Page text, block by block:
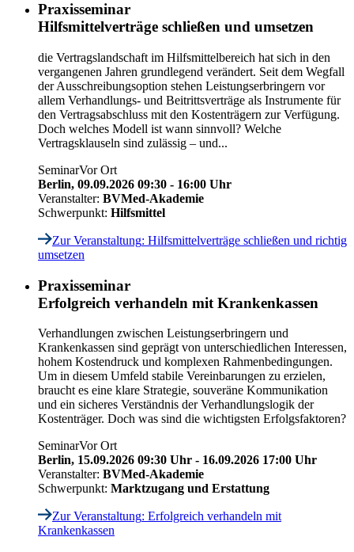
Praxisseminar
Hilfsmittelverträge schließen und umsetzen
die Vertragslandschaft im Hilfsmittelbereich hat sich in den
vergangenen Jahren grundlegend verändert. Seit dem Wegfall
der Ausschreibungsoption stehen Leistungserbringern vor
allem Verhandlungs- und Beitrittsverträge als Instrumente für
den Vertragsabschluss mit den Kostenträgern zur Verfügung.
Doch welches Modell ist wann sinnvoll? Welche
Vertragsklauseln sind zulässig – und...
SeminarVor Ort
Berlin, 09.09.2026 09:30 - 16:00 Uhr
Veranstalter: BVMed-Akademie
Schwerpunkt: Hilfsmittel
Zur Veranstaltung: Hilfsmittelverträge schließen und richtig
umsetzen
Praxisseminar
Erfolgreich verhandeln mit Krankenkassen
Verhandlungen zwischen Leistungserbringern und
Krankenkassen sind geprägt von unterschiedlichen Interessen,
hohem Kostendruck und komplexen Rahmenbedingungen.
Um in diesem Umfeld stabile Vereinbarungen zu erzielen,
braucht es eine klare Strategie, souveräne Kommunikation
und ein sicheres Verständnis der Verhandlungslogik der
Kostenträger. Doch was sind die wichtigsten Erfolgsfaktoren?
SeminarVor Ort
Berlin, 15.09.2026 09:30 Uhr - 16.09.2026 17:00 Uhr
Veranstalter: BVMed-Akademie
Schwerpunkt: Marktzugang und Erstattung
Zur Veranstaltung: Erfolgreich verhandeln mit
Krankenkassen